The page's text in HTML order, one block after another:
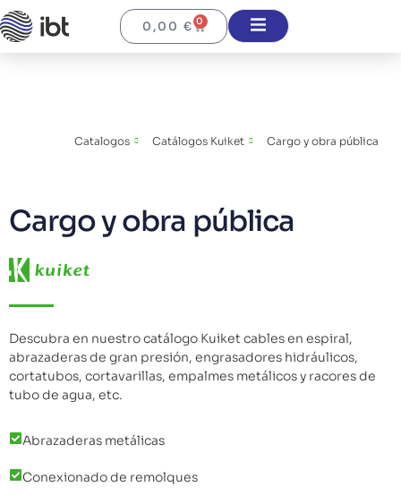
0,00€ 0
Catalogos Catálogos Kuiket Cargo y obra pública
Cargo y obra pública
Descubra en nuestro catálogo Kuiket cables en espiral,
abrazaderas de gran presión, engrasadores hidráulicos,
cortatubos, cortavarillas, empalmes metálicos y racores de
tubo de agua, etc.
Abrazaderas metálicas
Conexionado de remolques